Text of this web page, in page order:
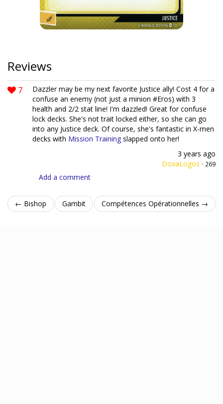
Reviews
7
Dazzler may be my next favorite Justice ally! Cost 4 for a
confuse an enemy (not just a minion #Eros) with 3
health and 2/2 stat line! I'm dazzled! Great for confuse
lock decks. She's not trait locked either, so she can go
into any Justice deck. Of course, she's fantastic in X-men
decks with Mission Training slapped onto her!
3 years ago
DoxaLogos · 269
Add a comment
← Bishop Gambit Compétences Opérationnelles →